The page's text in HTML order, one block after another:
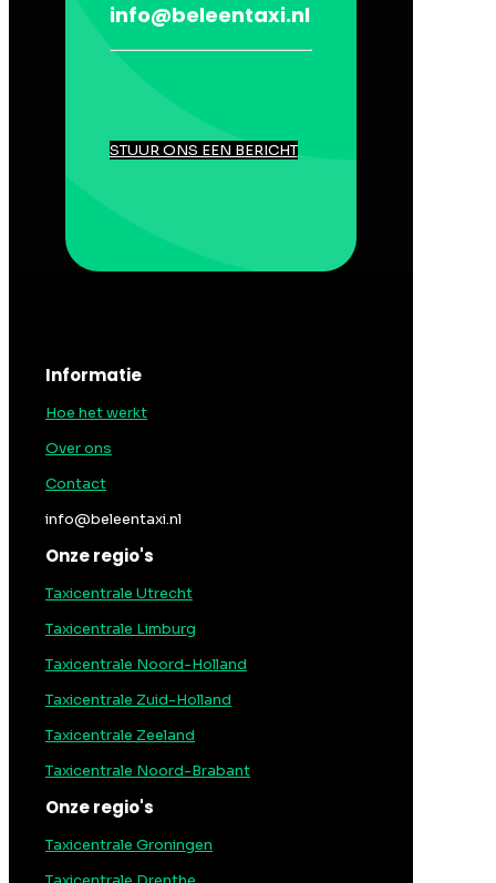
info@beleentaxi.nl
STUUR ONS EEN BERICHT
Informatie
Hoe het werkt
Over ons
Contact
info@beleentaxi.nl
Onze regio's
Taxicentrale Utrecht
Taxicentrale Limburg
Taxicentrale Noord-Holland
Taxicentrale Zuid-Holland
Taxicentrale Zeeland
Taxicentrale Noord-Brabant
Onze regio's
Taxicentrale Groningen